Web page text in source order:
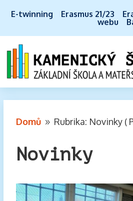
E-twinning Erasmus 21/23
webu
Domů 9 Rubrika: Novinky(
Novinky